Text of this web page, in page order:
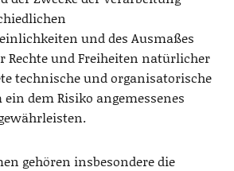
und des Ausmaßes
Rechte und Freiheiten natürlicher
technische und organisatorische
dem Risiko angemessenes
gehören insbesondere die